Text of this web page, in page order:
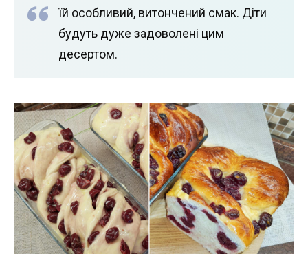
їй особливий, витончений смак. Діти
будуть дуже задоволені цим
десертом.